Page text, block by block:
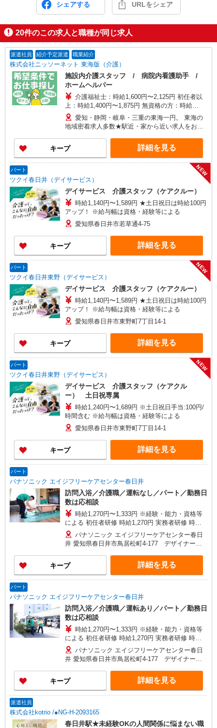
シェアする URLをシェア
20件のこの求人と職種が同じ求人
派遣社員 紹介予定派遣 職業紹介
株式会社ニッソーネット 東海版（介護）
施設内介護スタッフ / 病院内看護助手 /
ホームヘルパー
介護福祉士：時給1,600円〜2,125円 初任者以
上：時給1,400円〜1,875円 無資格の方：時給
1,300円〜1,750円 ※給与幅は勤務先による +交通
費、諸手当（勤務先による） +0円で介護資格が取
れる （別途規定） ★給与日払い制度あり！
愛知・静岡・岐阜・三重の東海一円。 東海の
地域密着求人多数★駅近・家から近い求人をお探
キープ 詳細を見る
パート
ツクイ春日井（デイサービス）
NEW
デイサービス 介護スタッフ（ケアクルー）
時給1,140円〜1,589円 ★土日祝日は時給100円
アップ！ ※給与幅は資格・経験等による
愛知県春日井市若草通4-75
キープ 詳細を見る
パート
ツクイ春日井東野（デイサービス）
NEW
デイサービス 介護スタッフ（ケアクルー）
時給1,140円〜1,589円 ★土日祝日は時給100円
アップ！ ※給与幅は資格・経験等による
愛知県春日井市東野町7丁目14-1
キープ 詳細を見る
パート
ツクイ春日井東野（デイサービス）
NEW
デイサービス 介護スタッフ（ケアクル
ー） 土日祝専属
時給1,240円〜1,689円 ※土日祝日手当:100円/
時間含む ※給与幅は資格・経験等による
愛知県春日井市東野町7丁目14-1
キープ 詳細を見る
パート
パナソニック エイジフリーケアセンター春日井
訪問入浴／介護職／運転なし／パート／勤務日
数は応相談
時給1,270円〜1,333円 ※経験・能力・資格等
による 初任者研修 時給1,270円 実務者研修 時給
1,270円 介護福祉士 時給1,333円 ※サービス提供8
件目以降〜1,000円/件 手当あり ※一律処遇改善加
算含む 〇時間外勤務手当 〇土日祝勤務手当 〇無
事故無違反表彰金 〇年末年始勤務手当
パナソニック エイジフリーケアセンター春日
井 愛知県春日井市鳥居松町4-177 デザイナーズ
キープ 詳細を見る
パート
パナソニック エイジフリーケアセンター春日井
訪問入浴／介護職／運転あり／パート／勤務日
数は応相談
時給1,270円〜1,333円 ※経験・能力・資格等
による 初任者研修 時給1,270円 実務者研修 時給
1,270円 介護福祉士 時給1,333円 ※サービス提供8
件目以降〜1,000円/件 手当あり ※一律処遇改善加
算含む 〇時間外勤務手当 〇土日祝勤務手当 〇無
事故無違反表彰金 〇年末年始勤務手当
パナソニック エイジフリーケアセンター春日
井 愛知県春日井市鳥居松町4-177 デザイナーズ
キープ 詳細を見る
派遣社員
株式会社kotrio /●NG-H-2093165
春日井駅★未経験OKの人間関係に悩まない職